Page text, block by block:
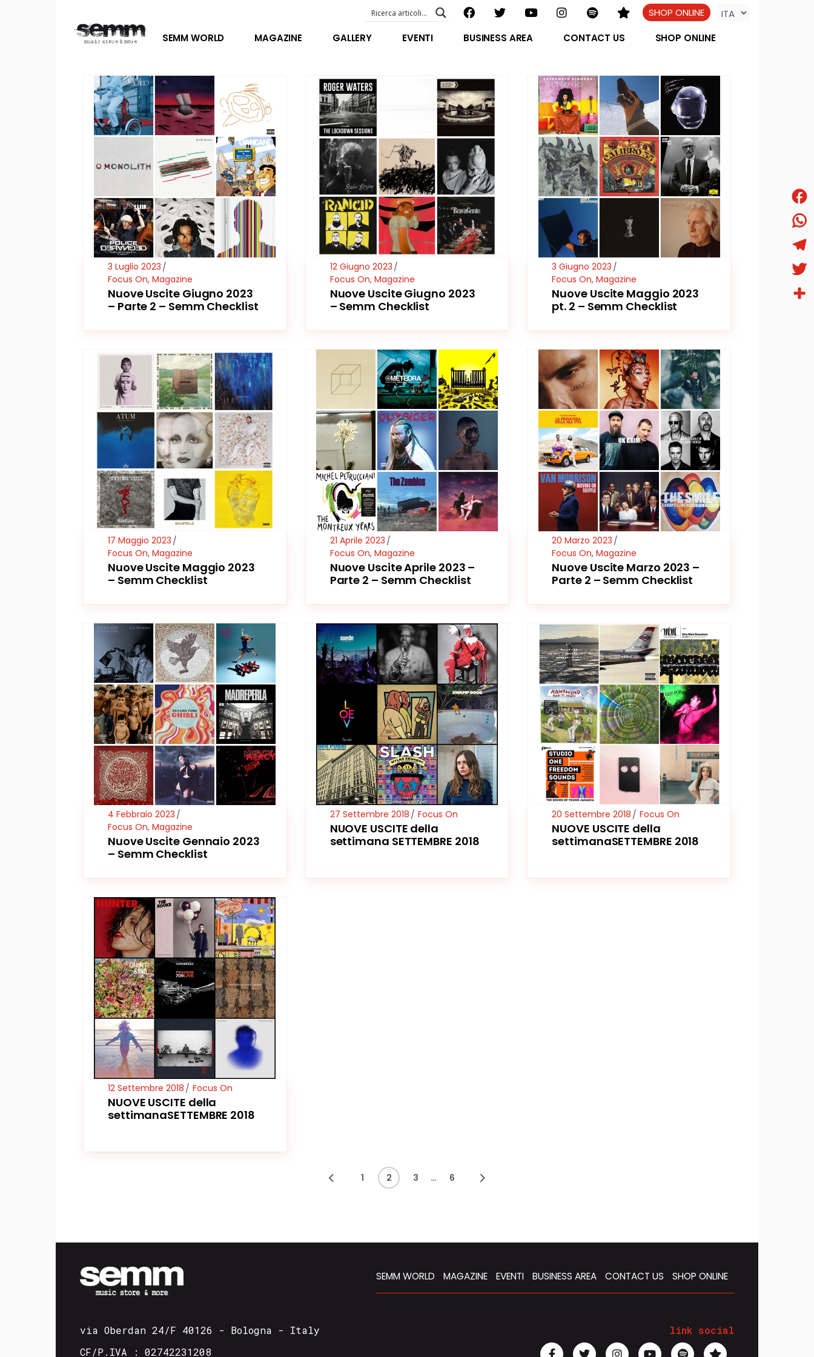
SEMM WORLD MAGAZINE GALLERY
ABOUT US
SPECIAL GUEST
STAFF
FILOSOFIA
VIDEO E INTERVISTE
EVENTI BUSINESS AREA CONTACT US SHOP ONLINE
SHOP ONLINE
EVENTI – foto & video
VIDEO E INTERVISTE
3 Luglio 2023
Focus On, Magazine
Nuove Uscite Giugno 2023
– Parte 2 – Semm Checklist
12 Giugno 2023
Focus On, Magazine
Nuove Uscite Giugno 2023
– Semm Checklist
3 Giugno 2023
Focus On,Magazine
Nuove Uscite Maggio 2023
pt. 2 – Semm Checklist
17 Maggio 2023
Focus On, Magazine
Nuove Uscite Maggio 2023
– Semm Checklist
21 Aprile 2023
Focus On, Magazine
Nuove Uscite Aprile 2023 –
Parte 2 – Semm Checklist
20 Marzo 2023
Focus On,Magazine
Nuove Uscite Marzo 2023 –
Parte 2 – Semm Checklist
4 Febbraio 2023
Focus On, Magazine
Nuove Uscite Gennaio 2023
– Semm Checklist
27 Settembre 2018 Focus On
NUOVE USCITE della
settimana SETTEMBRE 2018
20 Settembre 2018 Focus On
NUOVE USCITE della
settimanaSETTEMBRE 2018
12 Settembre 2018 Focus On
NUOVE USCITE della
settimanaSETTEMBRE 2018
1 2 3 … 6
SEMM WORLD MAGAZINE EVENTI BUSINESS AREA CONTACT US SHOP ONLINE
via Oberdan 24/F 40126 - Bologna - Italy
CF/P.IVA : 02742231208
link social